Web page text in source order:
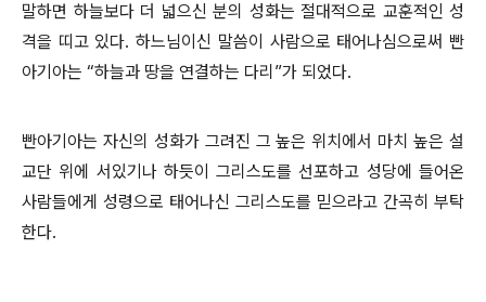
말하면 하늘보다 더 넓으신 분의 성화는 절대적으로 교훈적인 성
격을 띠고 있다. 하느님이신 말씀이 사람으로 태어나심으로써 빤
아기아는 “하늘과 땅을 연결하는 다리”가 되었다.
빤아기아는 자신의 성화가 그려진 그 높은 위치에서 마치 높은 설
교단 위에 서있기나 하듯이 그리스도를 선포하고 성당에 들어온
사람들에게 성령으로 태어나신 그리스도를 믿으라고 간곡히 부탁
한다.